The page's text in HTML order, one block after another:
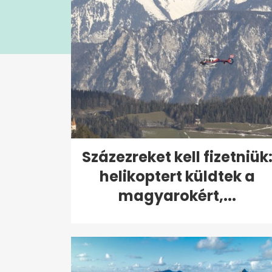
Százezreket kell fizetniük:
helikoptert küldtek a
magyarokért,...